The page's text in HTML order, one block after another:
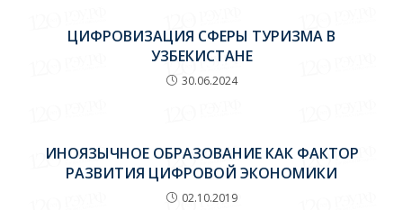
ЦИФРОВИЗАЦИЯ СФЕРЫ ТУРИЗМА В
УЗБЕКИСТАНЕ
30.06.2024
ИНОЯЗЫЧНОЕ ОБРАЗОВАНИЕ КАК ФАКТОР
РАЗВИТИЯ ЦИФРОВОЙ ЭКОНОМИКИ
02.10.2019